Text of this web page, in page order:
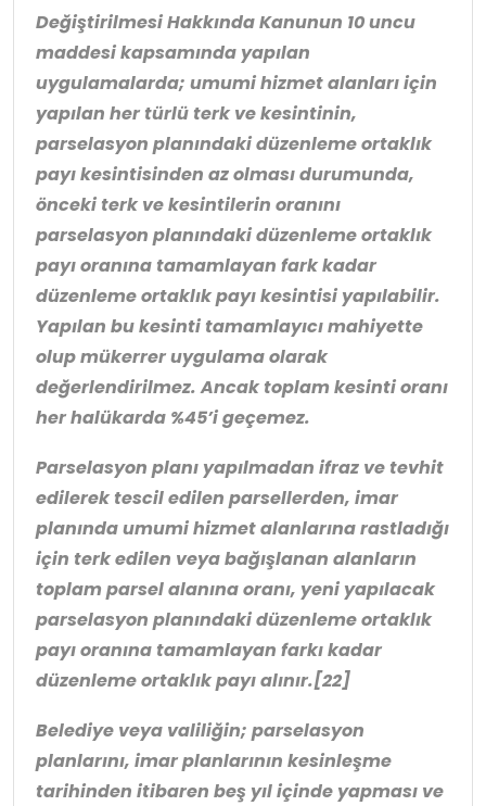
Değiştirilmesi Hakkında Kanunun 10 uncu
maddesi kapsamında yapılan
uygulamalarda; umumi hizmet alanları için
yapılan her türlü terk ve kesintinin,
parselasyon planındaki düzenleme ortaklık
payı kesintisinden az olması durumunda,
önceki terk ve kesintilerin oranını
parselasyon planındaki düzenleme ortaklık
payı oranına tamamlayan fark kadar
düzenleme ortaklık payı kesintisi yapılabilir.
Yapılan bu kesinti tamamlayıcı mahiyette
olup mükerrer uygulama olarak
değerlendirilmez. Ancak toplam kesinti oranı
her halükarda %45’i geçemez.
Parselasyon planı yapılmadan ifraz ve tevhit
edilerek tescil edilen parsellerden, imar
planında umumi hizmet alanlarına rastladığı
için terk edilen veya bağışlanan alanların
toplam parsel alanına oranı, yeni yapılacak
parselasyon planındaki düzenleme ortaklık
payı oranına tamamlayan farkı kadar
düzenleme ortaklık payı alınır.[22]
Belediye veya valiliğin; parselasyon
planlarını, imar planlarının kesinleşme
tarihinden itibaren beş yıl içinde yapması ve